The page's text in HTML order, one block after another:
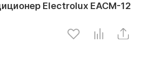
Electrolux EACM-12